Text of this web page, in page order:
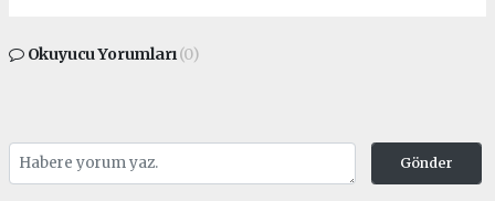
Okuyucu Yorumları(0)
Gönder